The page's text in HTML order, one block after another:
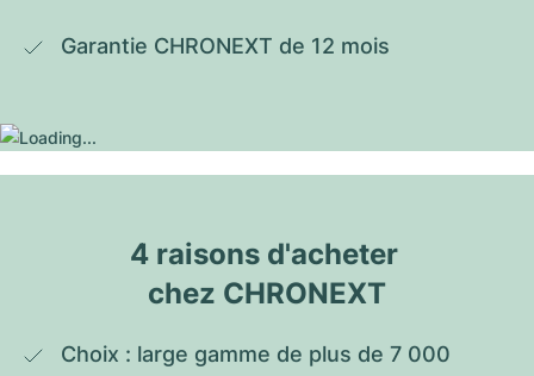
Garantie CHRONEXT de 12 mois
4 raisons d'acheter
chez CHRONEXT
Choix : large gamme de plus de 7 000